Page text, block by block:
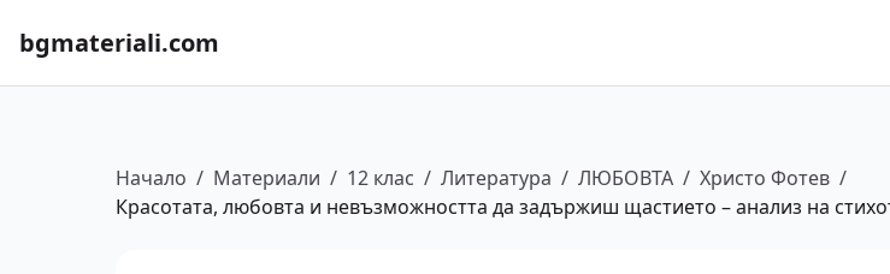
bgmateriali.com
Начало / Материали / 12 клас / Литература / ЛЮБОВТА / Христо Фотев /
Красотата, любовта и невъзможността да задържиш щастието – анализ на